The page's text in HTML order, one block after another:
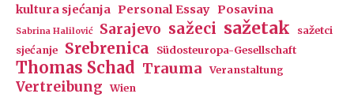
kultura sjećanja
Personal Essay Posavina
Sabrina Halilović Sarajevo sažeci sažetak
sažetci
sjećanje
Srebrenica Südosteuropa-Gesellschaft
Thomas Schad Trauma Veranstaltung
Vertreibung Wien